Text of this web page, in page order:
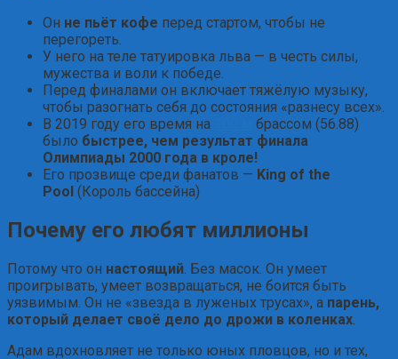
Он не пьёт кофе перед стартом, чтобы не
перегореть.
У него на теле татуировка льва — в честь силы,
мужества и воли к победе.
Перед финалами он включает тяжёлую музыку,
чтобы разогнать себя до состояния «разнесу всех».
В 2019 году его время на
брассом (56.88)
было быстрее, чем результат финала
Олимпиады 2000 года в кроле!
Его прозвище среди фанатов — King of the
Pool (Король бассейна)
Почему его любят миллионы
Потому что он настоящий. Без масок. Он умеет
проигрывать, умеет возвращаться, не боится быть
уязвимым. Он не «звезда в луженых трусах», а парень,
который делает своё дело до дрожи в коленках.
Адам вдохновляет не только юных пловцов, но и тех,